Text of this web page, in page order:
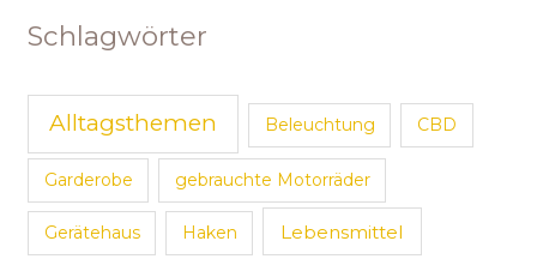
Schlagwörter
Alltagsthemen Beleuchtung CBD
Garderobe gebrauchte Motorräder
Gerätehaus Haken Lebensmittel